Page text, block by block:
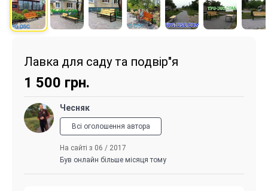
Лавка для саду та подвір"я
1 500 грн.
Чесняк
Всі оголошення автора
На сайті з 06 / 2017
Був онлайн більше місяця тому